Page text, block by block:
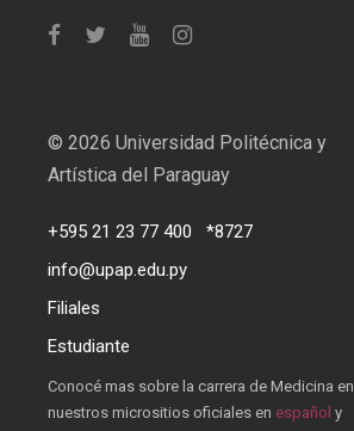
© 2026 Universidad Politécnica y
Artística del Paraguay
+595 21 23 77 400
*8727
info@upap.edu.py
Filiales
Estudiante
Conocé mas sobre la carrera de Medicina en
nuestros micrositios oficiales en español y